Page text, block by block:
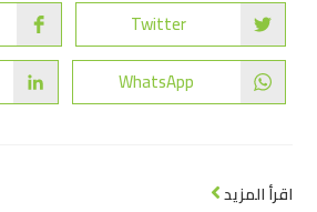
Twitter
WhatsApp
اقرأ المزيد